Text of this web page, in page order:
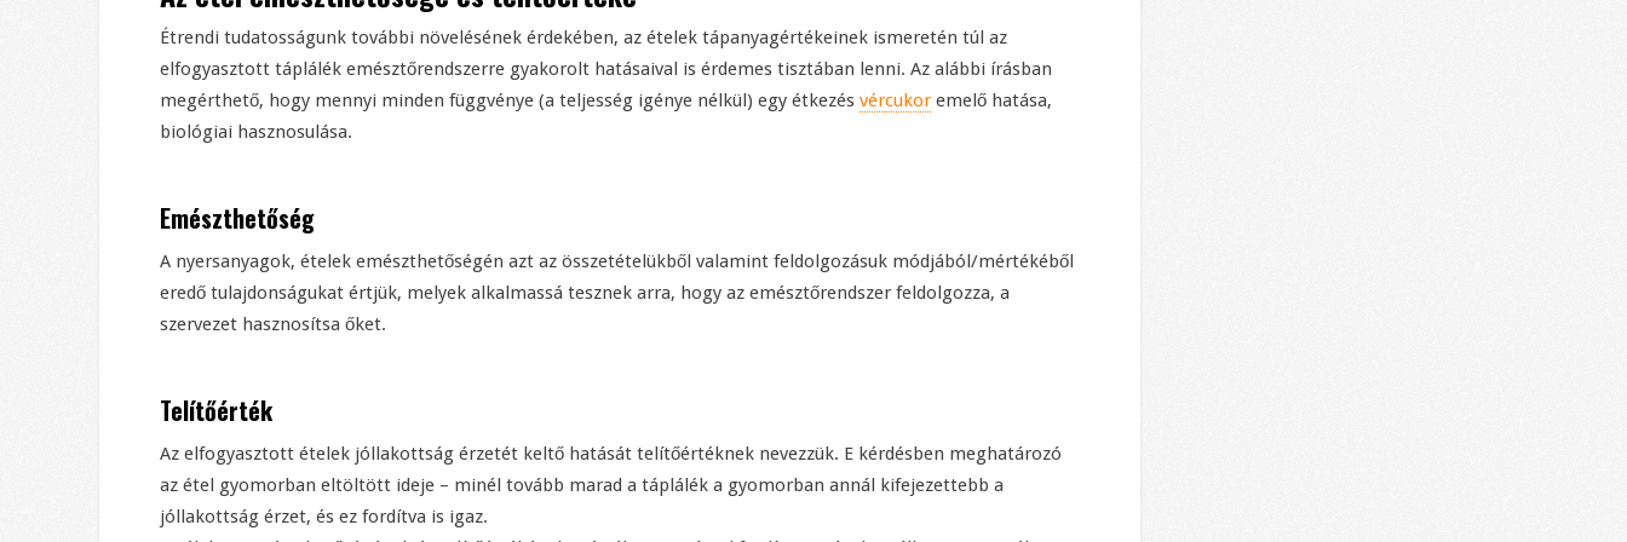
Étrendi tudatosságunk további növelésének érdekében, az ételek tápanyagértékeinek ismeretén túl az
elfogyasztott táplálék emésztőrendszerre gyakorolt hatásaival is érdemes tisztában lenni. Az alábbi írásban
megérthető, hogy mennyi minden függvénye (a teljesség igénye nélkül) egy étkezés vércukoremelő hatása,
biológiai hasznosulása.
Emészthetőség
A nyersanyagok, ételek emészthetőségén azt az összetételükből valamint feldolgozásuk módjából/mértékéből
eredő tulajdonságukat értjük, melyek alkalmassá tesznek arra, hogy az emésztőrendszer feldolgozza, a
szervezet hasznosítsa őket.
Telítőérték
Az elfogyasztott ételek jóllakottság érzetét keltő hatását telítőértéknek nevezzük. E kérdésben meghatározó
az étel gyomorban eltöltött ideje – minél tovább marad a táplálék a gyomorban annál kifejezettebb a
jóllakottság érzet, és ez fordítva is igaz.